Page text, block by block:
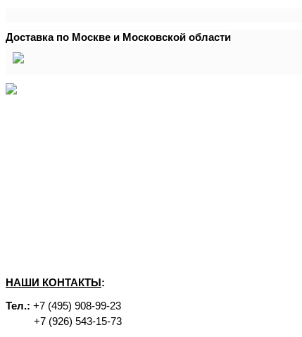
Доставка по Москве и Московской области
НАШИ КОНТАКТЫ:
Тел.: +7 (495) 908-99-23
+7 (926) 543-15-73